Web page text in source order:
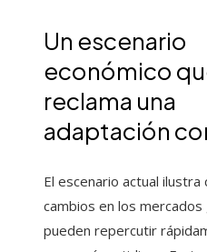
Un escenario
económico
reclama una
adaptación
El escenario actual ilustra
cambios en los mercados
pueden repercutir